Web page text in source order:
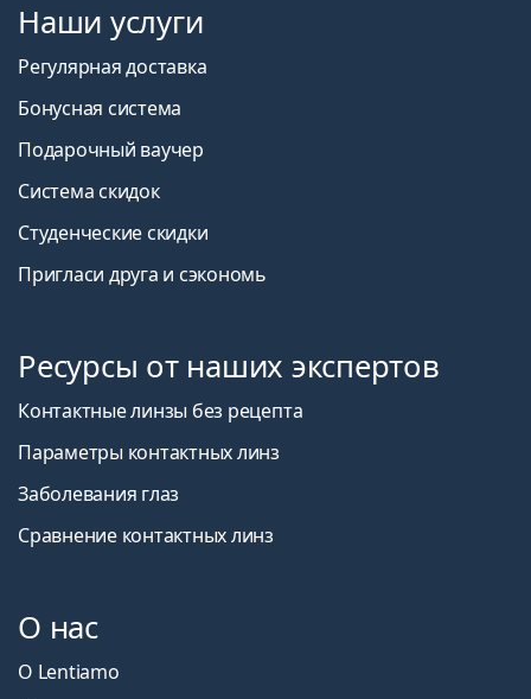
Наши услуги
Регулярная доставка
Бонусная система
Подарочный ваучер
Система скидок
Студенческие скидки
Пригласи друга и сэкономь
Ресурсы от наших экспертов
Контактные линзы без рецепта
Параметры контактных линз
Заболевания глаз
Сравнение контактных линз
О нас
О Lentiamo